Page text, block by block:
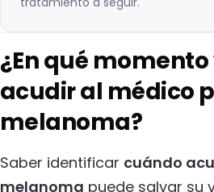
¿En qué
acudir al médico
melanoma?
Saber identificar cuándo
melanoma puede salvar su